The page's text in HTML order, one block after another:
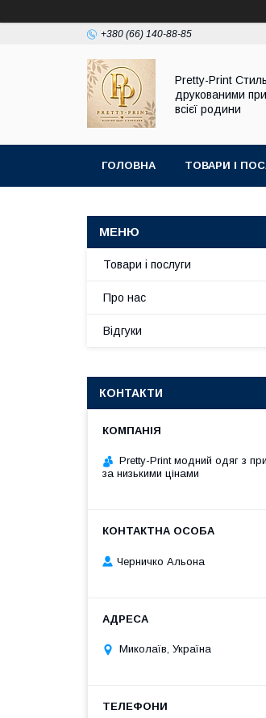
+380 (66) 140-88-85
Pretty-Print
друкованими
всієї родини
ГОЛОВНА ТОВАРИ І
Товари і послуги
Про нас
Відгуки
КОНТАКТИ
Pretty-Print модний одяг з
за низькими цінами
Черничко Альона
Миколаїв, Україна